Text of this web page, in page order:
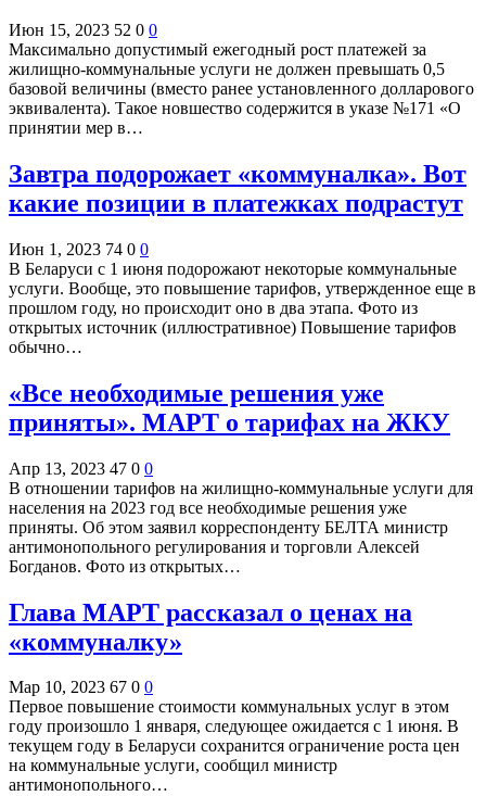
Июн 15, 2023 52 0 0
Максимально допустимый ежегодный рост платежей за
жилищно-коммунальные услуги не должен превышать 0,5
базовой величины (вместо ранее установленного долларового
эквивалента). Такое новшество содержится в указе №171 «О
принятии мер в…
Завтра подорожает «коммуналка». Вот
какие позиции в платежках подрастут
Июн 1, 2023 74 0 0
В Беларуси с 1 июня подорожают некоторые коммунальные
услуги. Вообще, это повышение тарифов, утвержденное еще в
прошлом году, но происходит оно в два этапа. Фото из
открытых источник (иллюстративное) Повышение тарифов
обычно…
«Все необходимые решения уже
приняты». МАРТ о тарифах на ЖКУ
Апр 13, 2023 47 0 0
В отношении тарифов на жилищно-коммунальные услуги для
населения на 2023 год все необходимые решения уже
приняты. Об этом заявил корреспонденту БЕЛТА министр
антимонопольного регулирования и торговли Алексей
Богданов. Фото из открытых…
Глава МАРТ рассказал о ценах на
«коммуналку»
Мар 10, 2023 67 0 0
Первое повышение стоимости коммунальных услуг в этом
году произошло 1 января, следующее ожидается с 1 июня. В
текущем году в Беларуси сохранится ограничение роста цен
на коммунальные услуги, сообщил министр
антимонопольного…